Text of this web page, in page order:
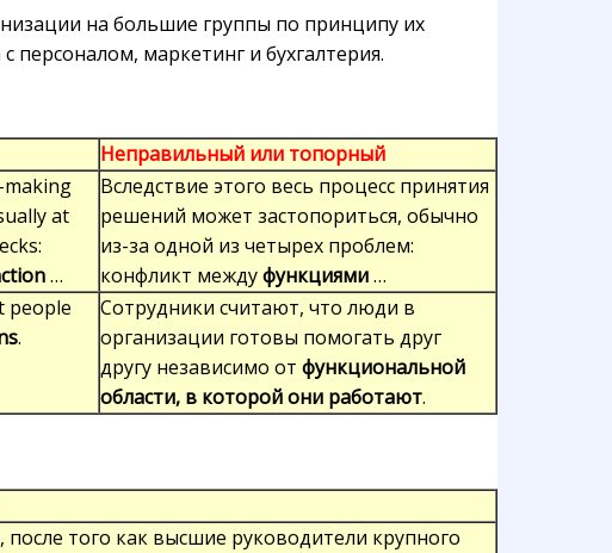
на большие группы по принципу их
маркетинг и бухгалтерия.
Неправильный или топорный
making
at
…
Вследствие этого весь процесс принятия
решений может застопориться, обычно
из-за одной из четырех проблем:
конфликт междуфункциями…
people
.
Сотрудники считают, что люди в
организации готовы помогать друг
другу независимо от функциональной
области, в которой они работают.
того как высшие руководители крупного